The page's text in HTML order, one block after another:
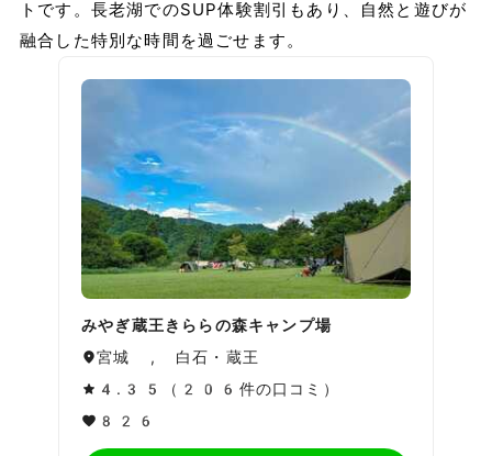
トです。長老湖でのSUP体験割引もあり、自然と遊びが
融合した特別な時間を過ごせます。
みやぎ蔵王きららの森キャンプ場
宮城 , 白石・蔵王
4.35（206件の口コミ）
826